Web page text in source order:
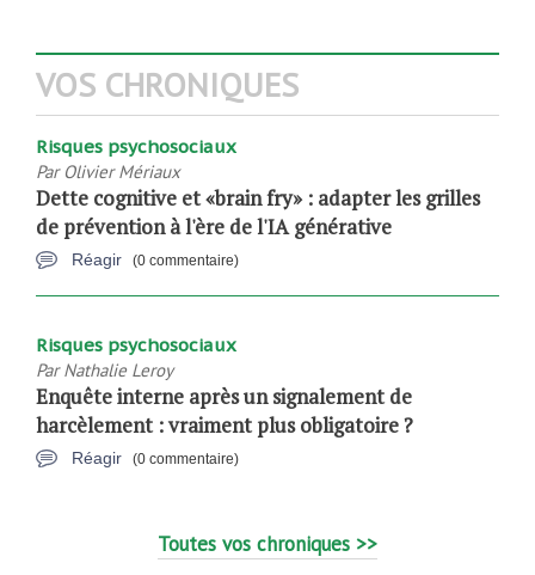
VOS CHRONIQUES
Risques psychosociaux
Par Olivier Mériaux
Dette cognitive et «brain fry» : adapter les grilles
de prévention à l'ère de l'IA générative
Réagir (0 commentaire)
Risques psychosociaux
ParNathalie Leroy
Enquête interne après un signalement de
harcèlement : vraiment plus obligatoire ?
Réagir (0 commentaire)
Toutes vos chroniques >>